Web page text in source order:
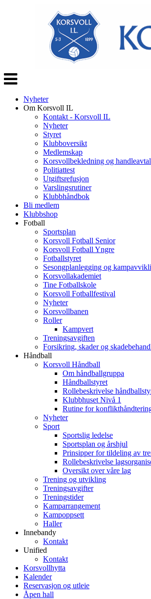
Veksle
navigasjon
Nyheter
Om Korsvoll IL
Kontakt - Korsvoll IL
Nyheter
Styret
Klubboversikt
Medlemskap
Korsvollbekledning og
Politiattest
Utgiftsrefusjon
Varslingsrutiner
Klubbhåndbok
Bli medlem
Klubbshop
Fotball
Sportsplan
Korsvoll Fotball Senior
Korsvoll Fotball Yngre
Fotballstyret
Sesongplanlegging og
Korsvollakademiet
Tine Fotballskole
Korsvoll Fotballfestival
Nyheter
Korsvollbanen
Roller
Kampvert
Treningsavgiften
Forsikring, skader og
Håndball
Korsvoll Håndball
Om håndballgruppa
Håndballstyret
Rollebeskrivelse
Klubbhuset Nivå 1
Rutine for
Nyheter
Sport
Sportslig ledelse
Sportsplan og årshjul
Prinsipper for tildeling av
Rollebeskrivelse
Oversikt over våre lag
Trening og utvikling
Treningsavgifter
Treningstider
Kamparrangement
Kampoppsett
Haller
Innebandy
Kontakt
Unified
Kontakt
Korsvollhytta
Kalender
Reservasjon og utleie
Åpen hall